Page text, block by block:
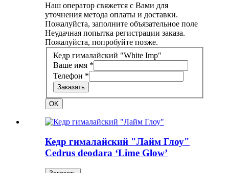
Наш оператор свяжется с Вами для
уточнения метода оплаты и доставки.
Пожалуйста, заполните объязательное поле
Неудачная попытка регистрации заказа.
Пожалуйста, попробуйте позже.
Кедр гималайский "White Imp"
Ваше имя *
Телефон *
Заказать
OK
Кедр гималайский "Лайм Глоу"
Cedrus deodara ‘Lime Glow’